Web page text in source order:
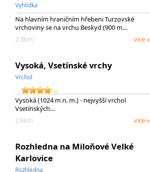
Vyhlídka
Na hlavním hraničním hřebeni Turzovské
vrchoviny se na vrchu Beskyd (900 m…
2.3km
více »
Vysoká, Vsetínské vrchy
Vrchol
Vysoká (1024 m n. m.) - nejvyšší vrchol
Vsetínských…
2.8km
více »
Rozhledna na Miloňové Velké
Karlovice
Rozhledna